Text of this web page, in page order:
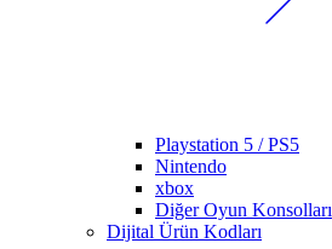
Playstation 5 / PS5
Nintendo
xbox
Diğer Oyun Konsolları
Dijital Ürün Kodları